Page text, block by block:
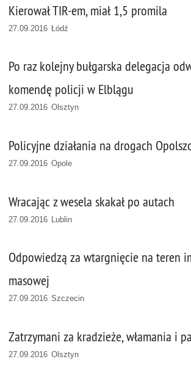
Kierował TIR-em, miał 1,5 promila
27.09.2016 Łódź
Po raz kolejny bułgarska delegacja
komendę policji w Elblągu
27.09.2016 Olsztyn
Policyjne działania na drogach
27.09.2016 Opole
Wracając z wesela skakał po autach
27.09.2016 Lublin
Odpowiedzą za wtargnięcie na teren
masowej
27.09.2016 Szczecin
Zatrzymani za kradzieże, włamania i
27.09.2016 Olsztyn